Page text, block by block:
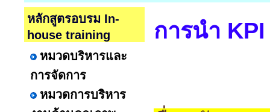
หลักสูตรอบรม In-
house training
หมวดบริหารและ
การจัดการ
หมวดการบริหาร
การนำ